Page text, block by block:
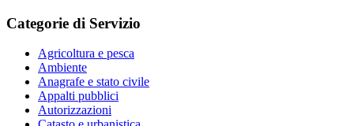
Categorie di Servizio
Agricoltura e pesca
Ambiente
Anagrafe e stato civile
Appalti pubblici
Autorizzazioni